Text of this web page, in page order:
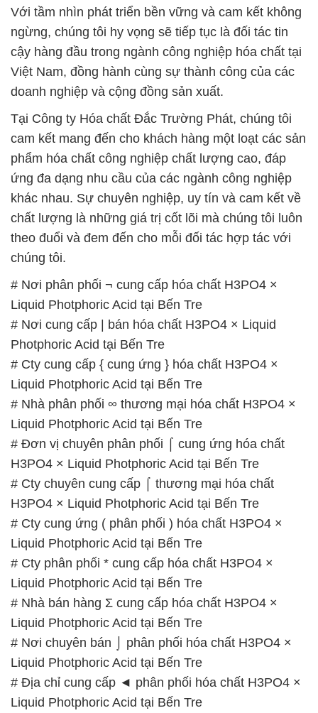
Với tầm nhìn phát triển bền vững và cam kết không
ngừng, chúng tôi hy vọng sẽ tiếp tục là đối tác tin
cậy hàng đầu trong ngành công nghiệp hóa chất tại
Việt Nam, đồng hành cùng sự thành công của các
doanh nghiệp và cộng đồng sản xuất.
Tại Công ty Hóa chất Đắc Trường Phát, chúng tôi
cam kết mang đến cho khách hàng một loạt các sản
phẩm hóa chất công nghiệp chất lượng cao, đáp
ứng đa dạng nhu cầu của các ngành công nghiệp
khác nhau. Sự chuyên nghiệp, uy tín và cam kết về
chất lượng là những giá trị cốt lõi mà chúng tôi luôn
theo đuổi và đem đến cho mỗi đối tác hợp tác với
chúng tôi.
# Nơi phân phối ¬ cung cấp hóa chất H3PO4 ×
Liquid Photphoric Acid tại Bến Tre
# Nơi cung cấp | bán hóa chất H3PO4 × Liquid
Photphoric Acid tại Bến Tre
# Cty cung cấp { cung ứng } hóa chất H3PO4 ×
Liquid Photphoric Acid tại Bến Tre
# Nhà phân phối ∞ thương mại hóa chất H3PO4 ×
Liquid Photphoric Acid tại Bến Tre
# Đơn vị chuyên phân phối ⌠ cung ứng hóa chất
H3PO4 × Liquid Photphoric Acid tại Bến Tre
# Cty chuyên cung cấp ⌠ thương mại hóa chất
H3PO4 × Liquid Photphoric Acid tại Bến Tre
# Cty cung ứng ( phân phối ) hóa chất H3PO4 ×
Liquid Photphoric Acid tại Bến Tre
# Cty phân phối * cung cấp hóa chất H3PO4 ×
Liquid Photphoric Acid tại Bến Tre
# Nhà bán hàng Σ cung cấp hóa chất H3PO4 ×
Liquid Photphoric Acid tại Bến Tre
# Nơi chuyên bán ⌡ phân phối hóa chất H3PO4 ×
Liquid Photphoric Acid tại Bến Tre
# Địa chỉ cung cấp ◄ phân phối hóa chất H3PO4 ×
Liquid Photphoric Acid tại Bến Tre